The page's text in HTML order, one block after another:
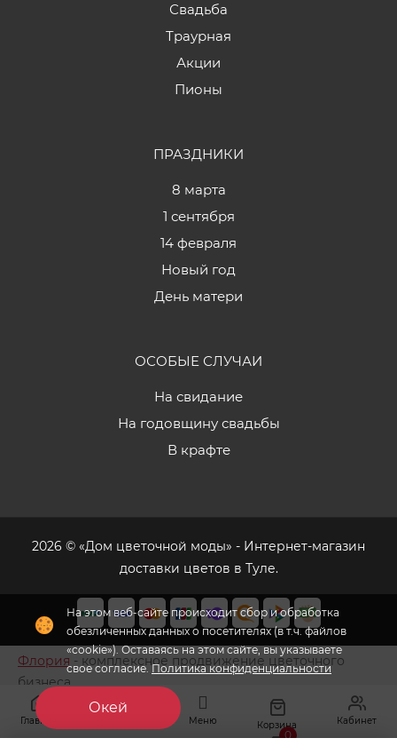
Главная Меню Корзина
0
Кабинет
На этом веб-сайте происходит сбор и обработка
обезличенных данных о посетителях (в т.ч. файлов
«cookie»). Оставаясь на этом сайте, вы указываете
свое согласие.Политика конфиденциальности
Окей
Свадьба
Траурная
Акции
Пионы
ПРАЗДНИКИ
8 марта
1 сентября
14 февраля
Новый год
День матери
ОСОБЫЕ СЛУЧАИ
На свидание
На годовщину свадьбы
В крафте
2026 © «Дом цветочной моды» - Интернет-магазин
доставки цветов в Туле.
Флория - комплексное продвижение цветочного
бизнеса